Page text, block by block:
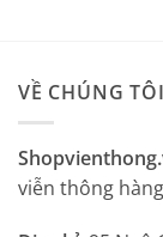
VỀ CHÚNG TÔI
viễn thông